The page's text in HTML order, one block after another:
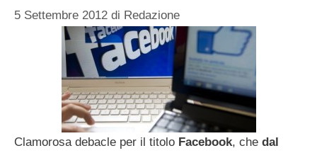
5 Settembre 2012 di Redazione
Clamorosa debacle per il titolo Facebook, che dal